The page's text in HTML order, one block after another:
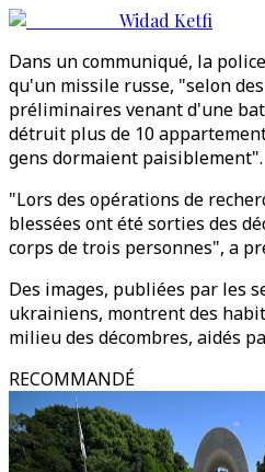
Widad Ketfi
Dans un communiqué, la
qu'un missile russe, "selon
préliminaires venant d'une
détruit plus de 10
gens dormaient paisiblement".
"Lors des opérations de
blessées ont été sorties des
corps de trois personnes", a
Des images, publiées par les
ukrainiens, montrent des
milieu des décombres, aidés
RECOMMANDÉ